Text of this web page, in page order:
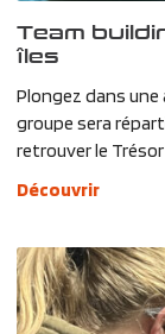
Team
îles
Plongez dans une
groupe sera
retrouver le Trésor
Découvrir